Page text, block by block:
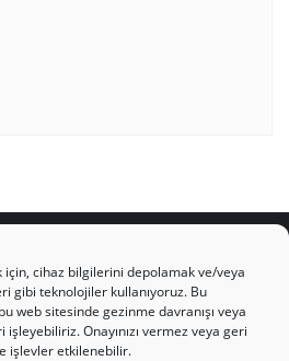
cihaz bilgilerini depolamak ve/veya
gibi teknolojiler kullanıyoruz. Bu
web sitesinde gezinme davranışı veya
Onayınızı vermez veya geri
işlevler etkilenebilir.
Üyelik Kuralları
Bize Yazın
İncil’den Dersler Makaleler